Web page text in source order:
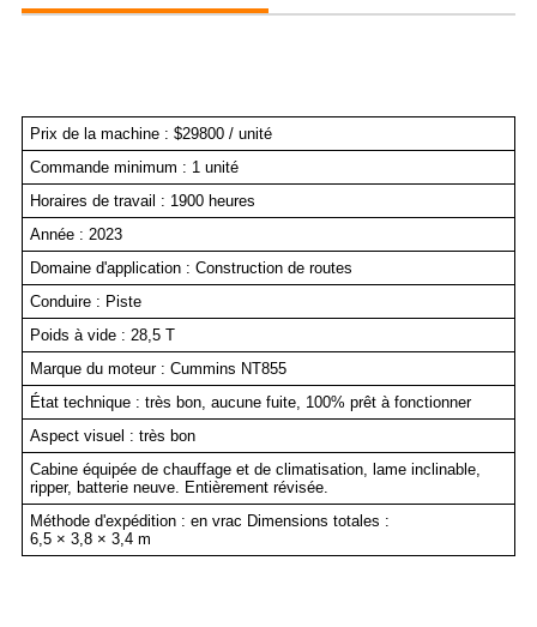
Prix de la machine : $29800 / unité
Commande minimum : 1 unité
Horaires de travail : 1900 heures
Année : 2023
Domaine d'application : Construction de routes
Conduire : Piste
Poids à vide : 28,5 T
Marque du moteur : Cummins NT855
État technique : très bon, aucune fuite, 100% prêt à fonctionner
Aspect visuel : très bon
Cabine équipée de chauffage et de climatisation, lame inclinable,
ripper, batterie neuve. Entièrement révisée.
Méthode d'expédition : en vrac Dimensions totales :
6,5 × 3,8 × 3,4 m